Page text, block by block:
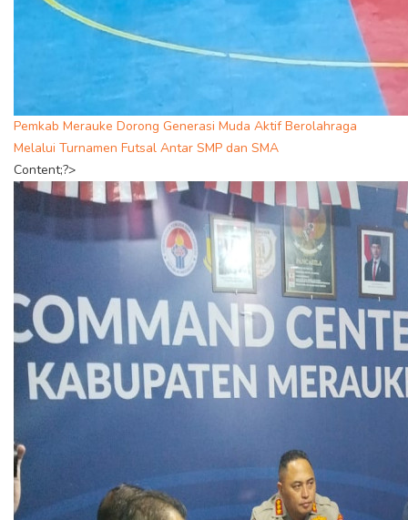
Pemkab Merauke Dorong Generasi Muda Aktif Berolahraga
Melalui Turnamen Futsal Antar SMP dan SMA
Content;?>